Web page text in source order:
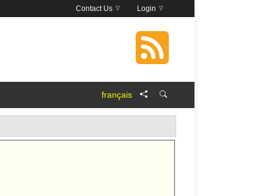
Login
Contact Us
français